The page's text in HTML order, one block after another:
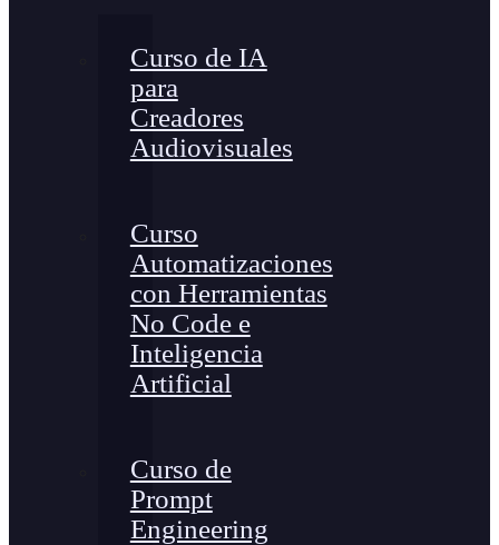
Curso de IA
para
Creadores
Audiovisuales
Curso
Automatizaciones
con Herramientas
No Code e
Inteligencia
Artificial
Curso de
Prompt
Engineering